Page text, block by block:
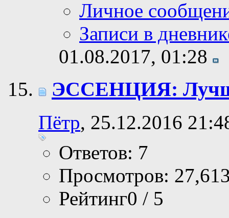
Личное
Записи в
01.08.2017, 01:28
ЭССЕНЦИЯ:
Пётр, 25.12.2016
Ответов: 7
Просмотров:
Рейтинг0 / 5